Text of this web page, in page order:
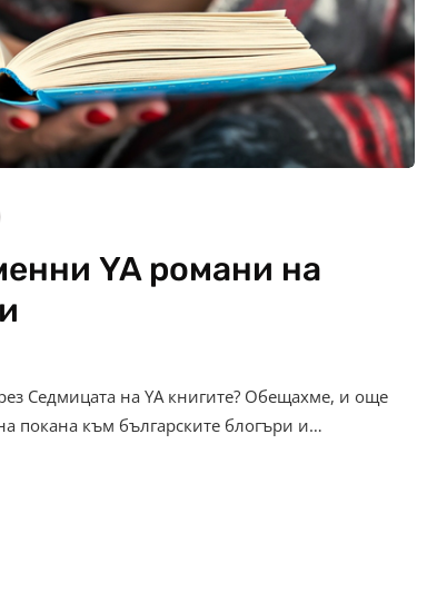
YA романи на
Седмицата на YA книгите? Обещахме, и още
покана към българските блогъри и…